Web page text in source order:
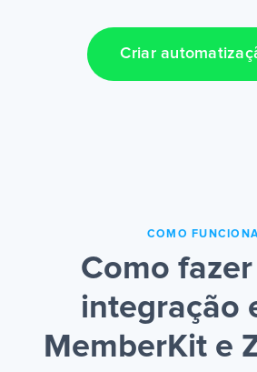
Criar
COMO
Como
integração
MemberKit e